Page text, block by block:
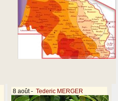
8 août- Tederic MERGER